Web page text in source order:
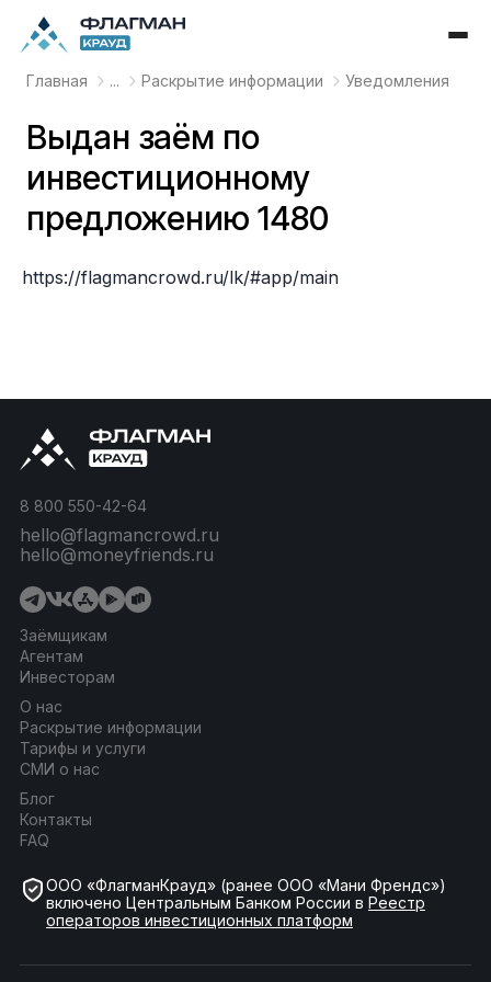
Главная ... Раскрытие информации Уведомления
Выдан заём по
инвестиционному
предложению 1480
https://flagmancrowd.ru/lk/#app/main
Заёмщикам
Агентам
Инвесторам
О нас
Раскрытие информации
Тарифы и услуги
СМИ о нас
Блог
Контакты
FAQ
8 800 550-42-64
hello@flagmancrowd.ru
hello@moneyfriends.ru
ООО «ФлагманКрауд» (ранее ООО «Мани Френдс»)
включено Центральным Банком России в Реестр
операторов инвестиционных платформ